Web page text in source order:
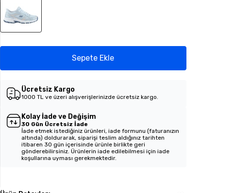
Sepete Ekle
Ücretsiz Kargo
1000 TL ve üzeri alışverişlerinizde ücretsiz kargo.
Kolay İade ve Değişim
30 Gün Ücretsiz İade
İade etmek istediğiniz ürünleri, iade formunu (faturanızın
altında) doldurarak, siparişi teslim aldığınız tarihten
itibaren 30 gün içerisinde ürünle birlikte geri
gönderebilirsiniz. Ürünlerin iade edilebilmesi için iade
koşullarına uyması gerekmektedir.